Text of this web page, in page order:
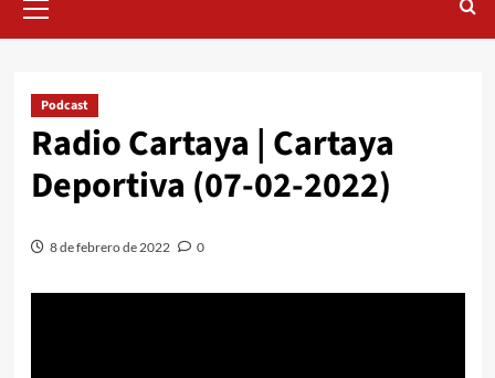
Podcast
Radio Cartaya | Cartaya
Deportiva (07-02-2022)
8 de febrero de 2022 0